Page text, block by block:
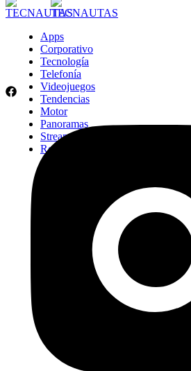
Apps
Corporativo
Tecnología
Telefonía
Videojuegos
Tendencias
Motor
Panoramas
Streaming
Retail